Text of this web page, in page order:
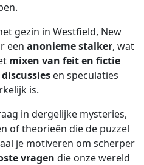
gezin in Westfield, New
een anonieme stalker, wat
mixen van feit en fictie
en speculaties
is.
in dergelijke mysteries,
of theorieën die de puzzel
je motiveren om scherper
vragen die onze wereld